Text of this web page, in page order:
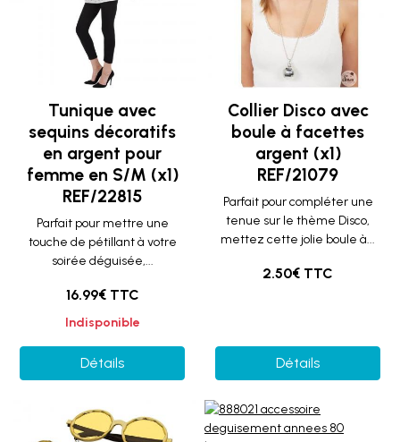
Tunique avec
sequins décoratifs
en argent pour
femme en S/M (x1)
REF/22815
Parfait pour mettre une
touche de pétillant à votre
soirée déguisée,...
16.99€ TTC
Indisponible
Détails
Collier Disco avec
boule à facettes
argent (x1)
REF/21079
Parfait pour compléter une
tenue sur le thème Disco,
mettez cette jolie boule à...
2.50€ TTC
Détails